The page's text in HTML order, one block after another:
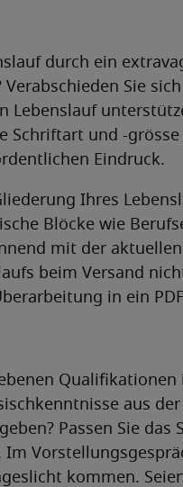
durch ein
Verabschieden Sie
Lebenslauf
Schriftart und -
Eindruck.
Ihres
Blöcke wie
mit der
beim Versand
in ein
Qualifikationen
aus
Passen Sie das
Im
kommen.